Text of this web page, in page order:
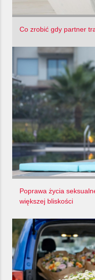
Co zrobić gdy partner
Poprawa życia
większej bliskości